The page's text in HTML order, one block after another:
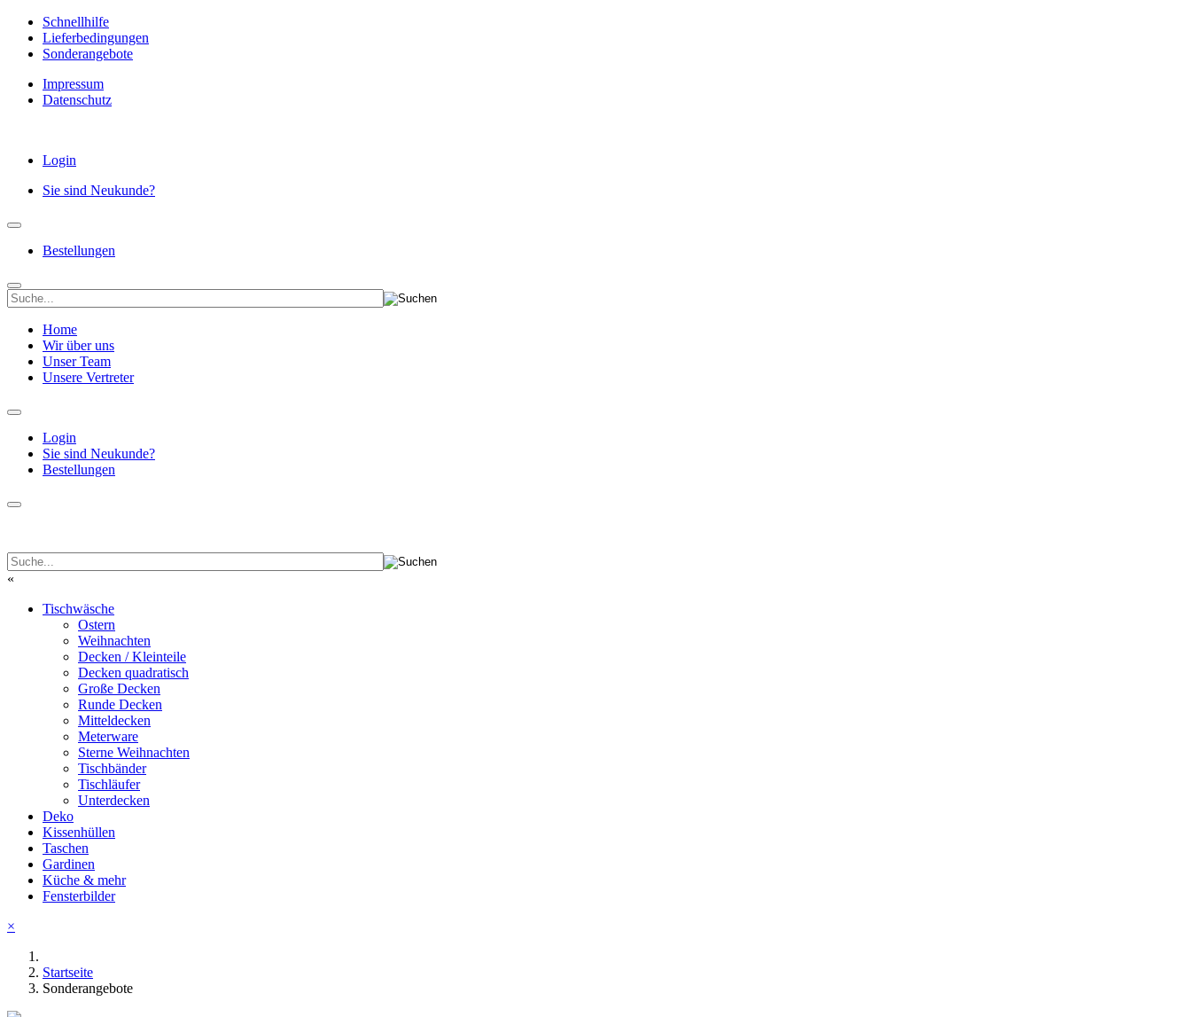
Schnellhilfe
Lieferbedingungen
Sonderangebote
Impressum
Datenschutz
Login
Sie sind Neukunde?
Bestellungen
Home
Wir über uns
Unser Team
Unsere Vertreter
Login
Sie sind Neukunde?
Bestellungen
«
Tischwäsche
Ostern
Weihnachten
Decken / Kleinteile
Decken quadratisch
Große Decken
Runde Decken
Mitteldecken
Meterware
Sterne Weihnachten
Tischbänder
Tischläufer
Unterdecken
Deko
Kissenhüllen
Taschen
Gardinen
Küche & mehr
Fensterbilder
×
Startseite
Sonderangebote